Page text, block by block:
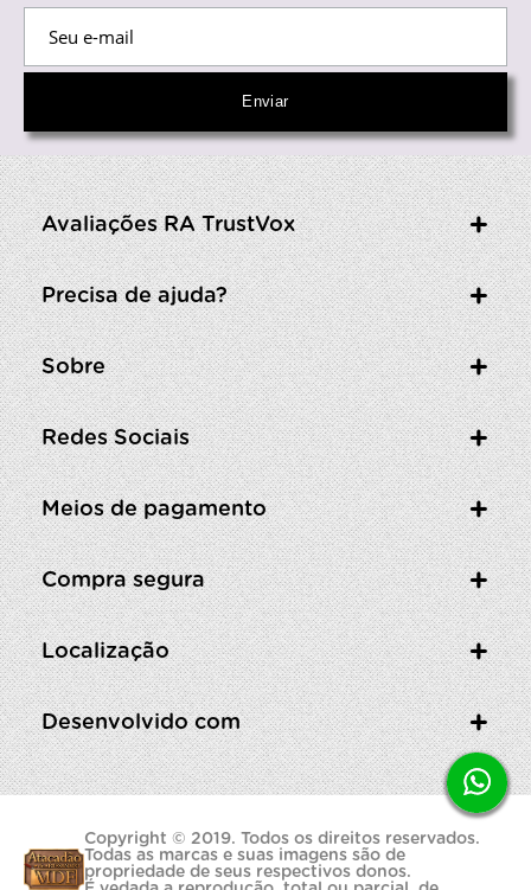
Avaliações RA TrustVox
Precisa de ajuda?
Sobre
Redes Sociais
Meios de pagamento
Compra segura
Localização
Desenvolvido com
Copyright © 2019. Todos os direitos reservados.
Todas as marcas e suas imagens são de
propriedade de seus respectivos donos.